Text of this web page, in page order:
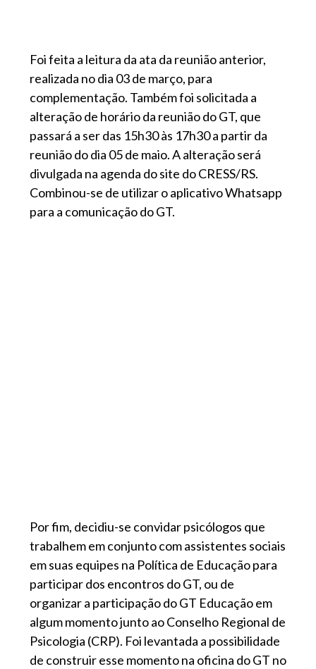
Foi feita a leitura da ata da reunião anterior,
realizada no dia 03 de março, para
complementação. Também foi solicitada a
alteração de horário da reunião do GT, que
passará a ser das 15h30 às 17h30 a partir da
reunião do dia 05 de maio. A alteração será
divulgada na agenda do site do CRESS/RS.
Combinou-se de utilizar o aplicativo Whatsapp
para a comunicação do GT.
Por fim, decidiu-se convidar psicólogos que
trabalhem em conjunto com assistentes sociais
em suas equipes na Política de Educação para
participar dos encontros do GT, ou de
organizar a participação do GT Educação em
algum momento junto ao Conselho Regional de
Psicologia (CRP). Foi levantada a possibilidade
de construir esse momento na oficina do GT no